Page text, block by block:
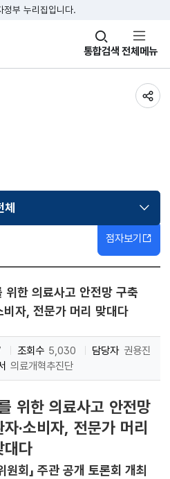
정부 누리집입니다.
통합검색
창
열기 전체메뉴
체
선택됨
점자보기
위한 의료사고 안전망 구축
비자, 전문가 머리 맞대다
조회수 5,030 담당자 권용진
의료개혁추진단
위한 의료사고 안전망
·소비자, 전문가 머리
대다
회」 주관 공개 토론회 개최